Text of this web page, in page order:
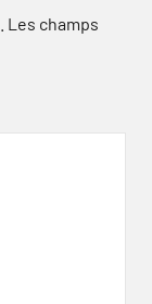
Les champs